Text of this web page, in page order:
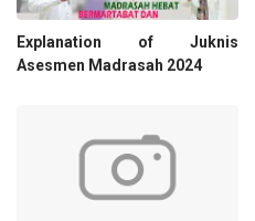
Explanation of Juknis
Asesmen Madrasah 2024